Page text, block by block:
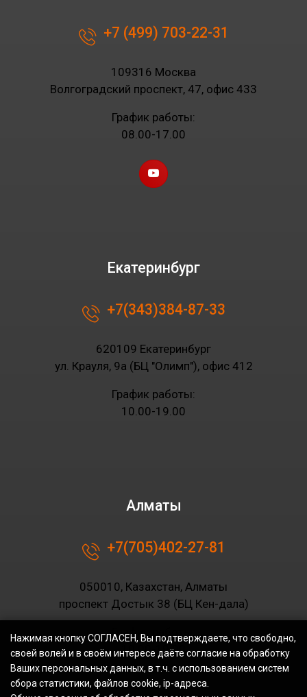
+7 (499) 703-22-31
109316 Москва
Волгоградский проспект, 47, офис 433
График работы:
08.00-17.00
Екатеринбург
+7(343)384-87-33
620109 Екатеринбург
ул. Крауля, 9а (БЦ "Олимп"), офис 412
График работы:
10.00-19.00
Алматы
+7(705)402-27-81
050010, Казахстан, Алматы
проспект Достык 38 (БЦ Кен-дала)
График работы:
10.00-19.00
Нажимая кнопку СОГЛАСЕН, Вы подтверждаете, что свободно,
своей волей и в своём интересе даёте согласие на обработку
Ваших персональных данных, в т.ч. с использованием систем
сбора статистики, файлов cookie, ip-адреса.